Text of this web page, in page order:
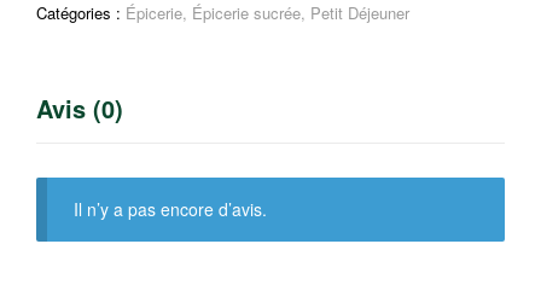
350g
Catégories : Épicerie, Épicerie sucrée, Petit Déjeuner
Avis (0)
Il n’y a pas encore d’avis.